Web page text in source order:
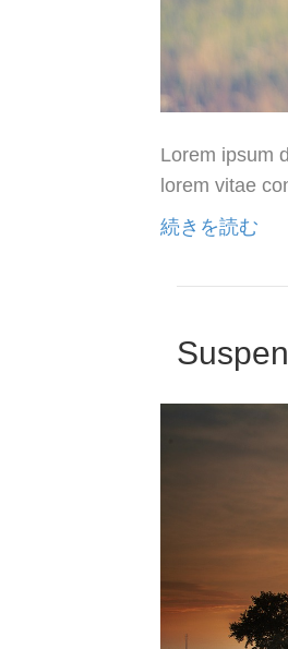
Lorem ipsum
lorem vitae
続きを読む